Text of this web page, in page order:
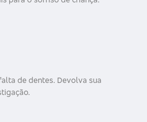
de dentes. Devolva sua